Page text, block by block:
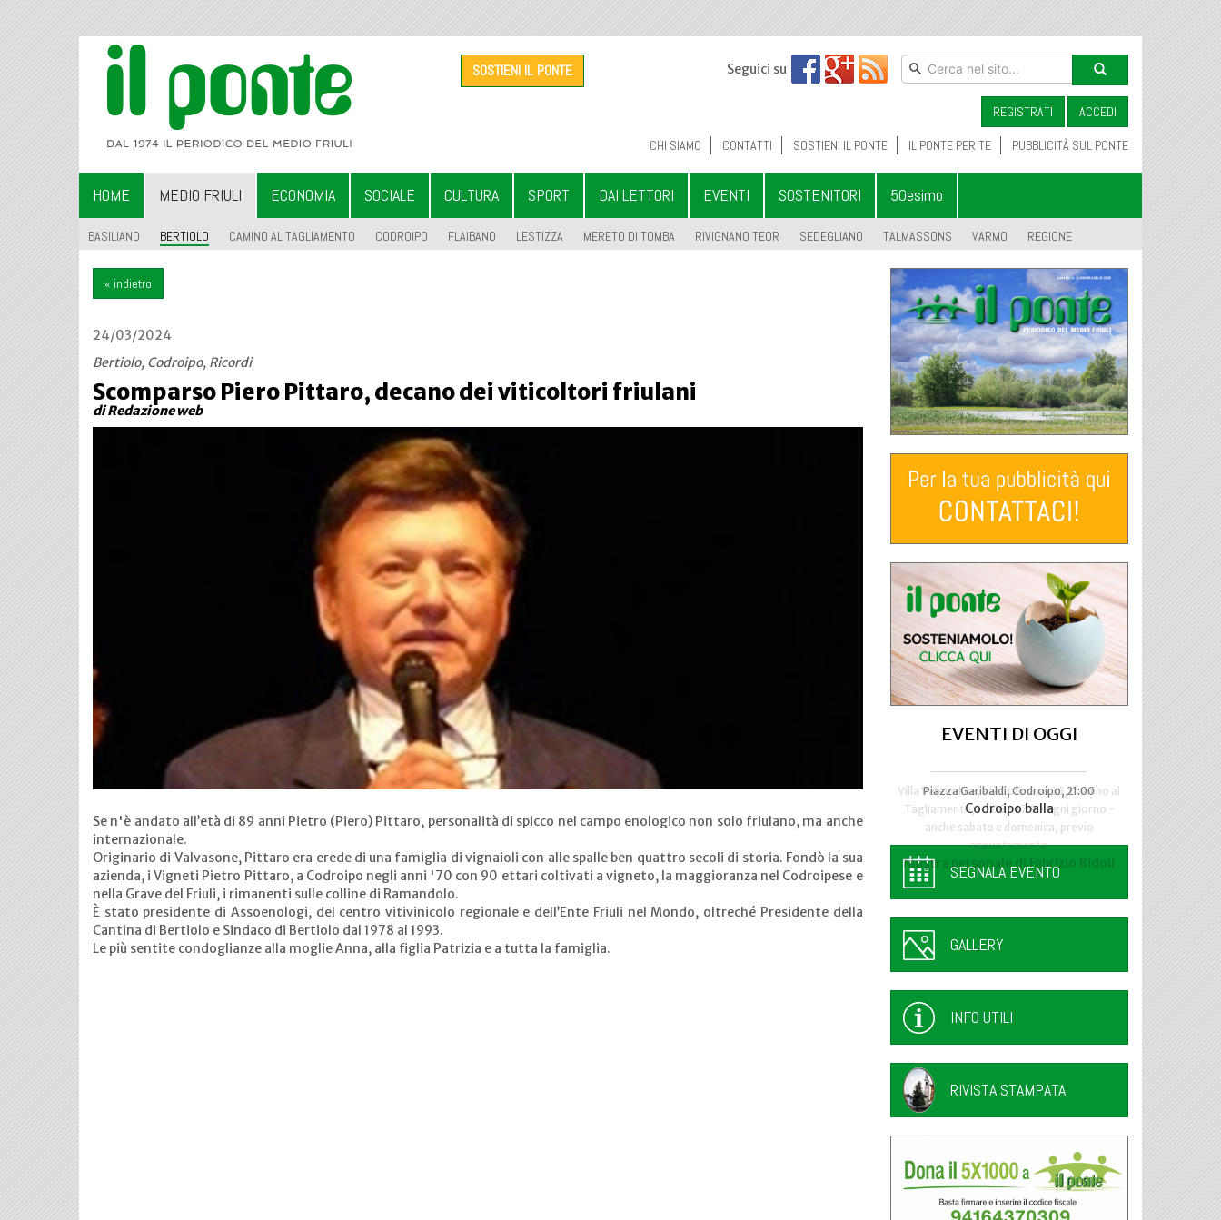
SOSTIENI IL PONTE Seguici su
REGISTRATI ACCEDI
CHI SIAMO CONTATTI SOSTIENI IL PONTE IL PONTE PER TE PUBBLICITÀ SUL PONTE
HOME MEDIO FRIULI ECONOMIA SOCIALE CULTURA SPORT DAI LETTORI EVENTI SOSTENITORI 50esimo
BASILIANO BERTIOLO CAMINO AL TAGLIAMENTO CODROIPO FLAIBANO LESTIZZA MERETO DI TOMBA RIVIGNANO TEOR SEDEGLIANO TALMASSONS VARMO REGIONE
« indietro
24/03/2024
Bertiolo, Codroipo, Ricordi
Scomparso Piero Pittaro, decano dei viticoltori friulani
di Redazione web
Se n'è andato all’età di 89 anni Pietro (Piero) Pittaro, personalità di spicco nel campo enologico non solo friulano, ma anche
internazionale.
Originario di Valvasone, Pittaro era erede di una famiglia di vignaioli con alle spalle ben quattro secoli di storia. Fondò la sua
azienda, i Vigneti Pietro Pittaro, a Codroipo negli anni '70 con 90 ettari coltivati a vigneto, la maggioranza nel Codroipese e
nella Grave del Friuli, i rimanenti sulle colline di Ramandolo.
È stato presidente di Assoenologi, del centro vitivinicolo regionale e dell’Ente Friuli nel Mondo, oltreché Presidente della
Cantina di Bertiolo e Sindaco di Bertiolo dal 1978 al 1993.
Le più sentite condoglianze alla moglie Anna, alla figlia Patrizia e a tutta la famiglia.
EVENTI DI OGGI
Villa Valetudine, Via Codroipo 25, Camino al
Tagliamento, 10.00 - 17.00 ogni giorno -
anche sabato e domenica, previo
appuntamento
Mostra personale di Fabrizio Bidoli
Piazza Garibaldi, Codroipo, 21:00
Codroipo balla
SEGNALA EVENTO
GALLERY
INFO UTILI
RIVISTA STAMPATA